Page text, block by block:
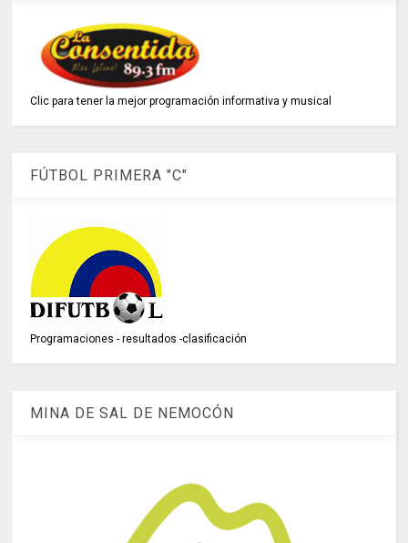
Clic para tener la mejor programación informativa y musical
FÚTBOL PRIMERA "C"
Programaciones - resultados -clasificación
MINA DE SAL DE NEMOCÓN